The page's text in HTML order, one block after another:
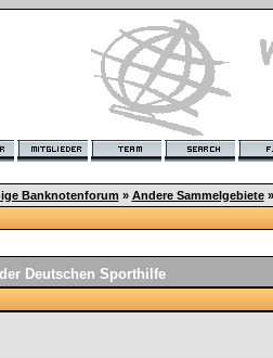
Banknotenforum » Andere Sammelgebiete»
Deutschen Sporthilfe